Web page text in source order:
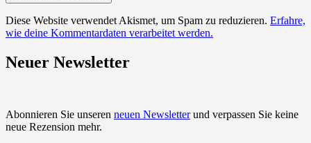
Diese Website verwendet Akismet, um Spam zu reduzieren. Erfahre,
wie deine Kommentardaten verarbeitet werden.
Neuer Newsletter
Abonnieren Sie unseren neuen Newsletterund verpassen Sie keine
neue Rezension mehr.